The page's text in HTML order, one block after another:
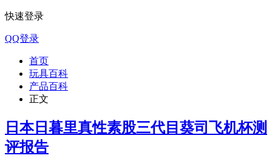
快速登录
QQ登录
首页
玩具百科
产品百科
正文
日本日暮里真性素股三代目葵司飞机杯测
评报告